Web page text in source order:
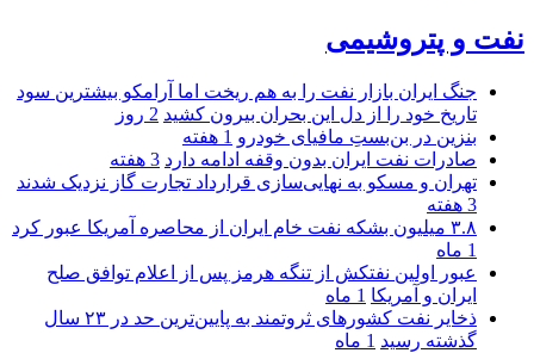
نفت و پتروشیمی
جنگ ایران بازار نفت را به هم ریخت اما آرامکو بیشترین سود
تاریخ خود را از دل این بحران بیرون کشید 2 روز
بنزین در بن‌بستِ مافیای خودرو 1 هفته
صادرات نفت ایران بدون وقفه ادامه دارد 3 هفته
تهران و مسکو به نهایی‌سازی قرارداد تجارت گاز نزدیک شدند
3 هفته
۳.۸ میلیون بشکه نفت خام ایران از محاصره آمریکا عبور کرد
1 ماه
عبور اولین نفتکش از تنگه هرمز پس از اعلام توافق صلح
ایران و آمریکا 1 ماه
ذخایر نفت کشورهای ثروتمند به پایین‌ترین حد در ۲۳ سال
گذشته رسید 1 ماه